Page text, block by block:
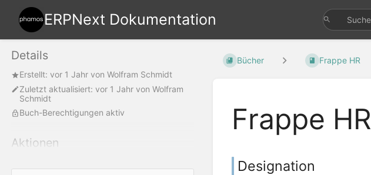
ERPNext Dokumentation
Details
Erstellt: vor 1 Jahr von Wolfram Schmidt
Zuletzt aktualisiert: vor 1 Jahr von Wolfram
Schmidt
Buch-Berechtigungen aktiv
Aktionen
Bücher Frappe HR
Frappe HR
Designation